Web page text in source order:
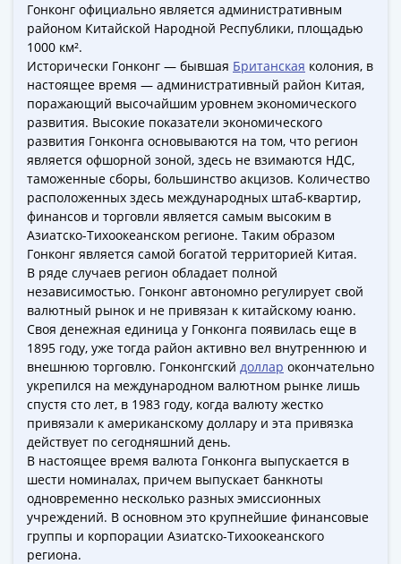
футболу
2018
Крымские
события
Архитектура
Красная
книга
Личности
Мультипликация
События
Серебряные
золотые
Города
трудовой
доблести
Освобожденные
Города-
столицы
Европы
Наборы
коллекции
Монеты
СССР
Гонконг официально является административным
районом Китайской Народной Республики, площадью
1000 км².
Исторически Гонконг — бывшая Британская колония, в
настоящее время — административный район Китая,
поражающий высочайшим уровнем экономического
развития. Высокие показатели экономического
развития Гонконга основываются на том, что регион
является офшорной зоной, здесь не взимаются НДС,
таможенные сборы, большинство акцизов. Количество
расположенных здесь международных штаб-квартир,
финансов и торговли является самым высоким в
Азиатско-Тихоокеанском регионе. Таким образом
Гонконг является самой богатой территорией Китая.
В ряде случаев регион обладает полной
независимостью. Гонконг автономно регулирует свой
валютный рынок и не привязан к китайскому юаню.
Своя денежная единица у Гонконга появилась еще в
1895 году, уже тогда район активно вел внутреннюю и
внешнюю торговлю. Гонконгский доллар окончательно
укрепился на международном валютном рынке лишь
спустя сто лет, в 1983 году, когда валюту жестко
привязали к американскому доллару и эта привязка
действует по сегодняшний день.
В настоящее время валюта Гонконга выпускается в
шести номиналах, причем выпускает банкноты
одновременно несколько разных эмиссионных
учреждений. В основном это крупнейшие финансовые
группы и корпорации Азиатско-Тихоокеанского
региона.